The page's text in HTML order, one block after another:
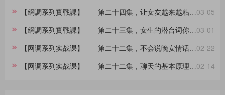
03-05
【網調系列實戰課】——第二十四集，让女友越来越粘着你的小技巧
03-01
【網調系列實戰課】——第二十三集，女生的潜台词你都懂吗？
02-22
【网调系列实战课】——第二十二集，不会说晚安情话的大直男看过来，建议收藏
02-14
【网调系列实战课】——第二十二集，聊天的基本原理，90%的人不知道